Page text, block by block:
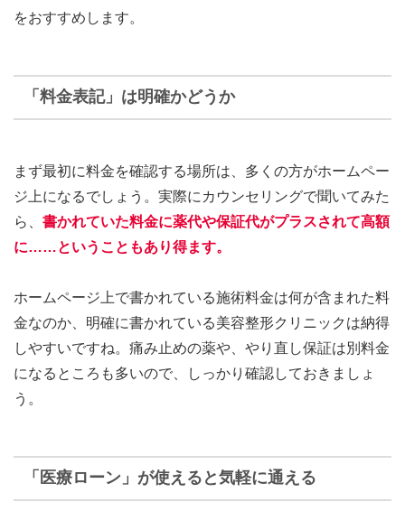
をおすすめします。
「料金表記」は明確かどうか
まず最初に料金を確認する場所は、多くの方がホームペー
ジ上になるでしょう。実際にカウンセリングで聞いてみた
ら、 書かれていた料金に薬代や保証代がプラスされて高額
に……ということもあり得ます。
ホームページ上で書かれている施術料金は何が含まれた料
金なのか、明確に書かれている美容整形クリニックは納得
しやすいですね。痛み止めの薬や、やり直し保証は別料金
になるところも多いので、しっかり確認しておきましょ
う。
「医療ローン」が使えると気軽に通える